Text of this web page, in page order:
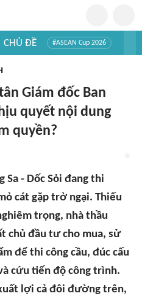
CHỦ ĐỀ #ASEAN Cup 2026
Giám đốc Ban
quyết nội dung
quyền?
Sa - Dốc Sỏi đang thi
cát gặp trở ngại. Thiếu
trọng, nhà thầu
chủ đầu tư cho mua, sử
để thi công cầu, đúc cấu
cứu tiến độ công trình.
lợi cả đôi đường trên,